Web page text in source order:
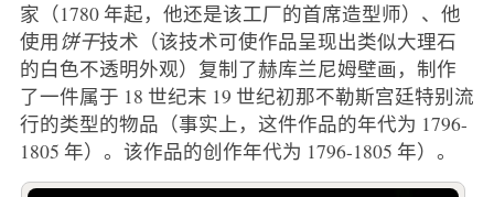
家（1780 年起，他还是该工厂的首席造型师）、他
使用饼干技术（该技术可使作品呈现出类似大理石
的白色不透明外观）复制了赫库兰尼姆壁画，制作
了一件属于 18 世纪末 19 世纪初那不勒斯宫廷特别流
行的类型的物品（事实上，这件作品的年代为 1796-
1805 年）。该作品的创作年代为 1796-1805 年）。